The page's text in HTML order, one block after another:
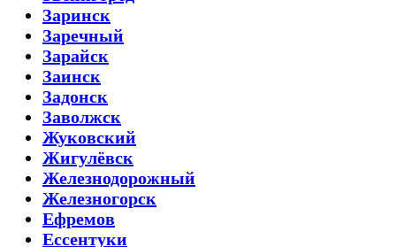
Заринск
Заречный
Зарайск
Заинск
Задонск
Заволжск
Жуковский
Жигулёвск
Железнодорожный
Железногорск
Ефремов
Ессентуки